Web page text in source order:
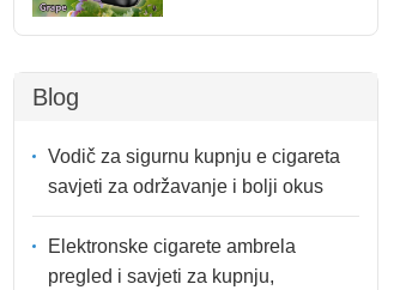
Blog
Vodič za sigurnu kupnju e cigareta
savjeti za održavanje i bolji okus
Elektronske cigarete ambrela
pregled i savjeti za kupnju,